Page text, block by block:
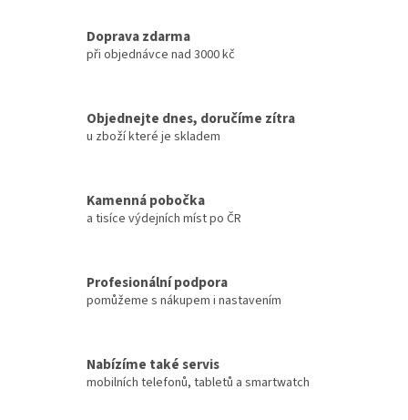
Doprava zdarma
při objednávce nad 3000 kč
Objednejte dnes, doručíme zítra
u zboží které je skladem
Kamenná pobočka
a tisíce výdejních míst po ČR
Profesionální podpora
pomůžeme s nákupem i nastavením
Nabízíme také servis
mobilních telefonů, tabletů a smartwatch